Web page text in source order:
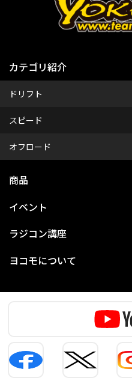
カテゴリ紹介
ドリフト
スピード
オフロード
商品
イベント
ラジコン講座
ヨコモについて